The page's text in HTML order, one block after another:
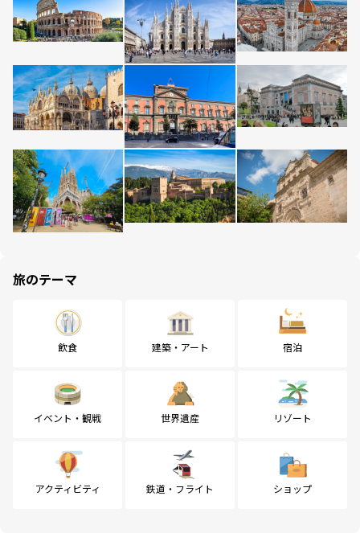
旅のテーマ
飲食 建築・アート 宿泊
イベント・観戦 世界遺産 リゾート
アクティビティ 鉄道・フライト ショップ